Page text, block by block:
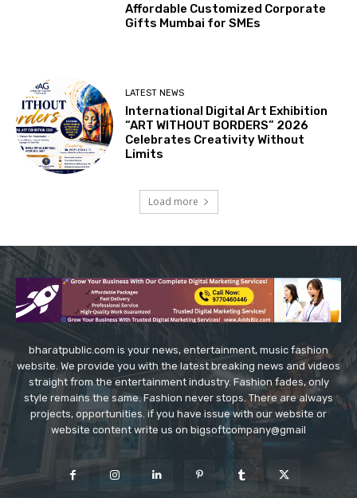
Affordable Customized Corporate
Gifts Mumbai for SMEs
LATEST NEWS
International Digital Art Exhibition
“ART WITHOUT BORDERS” 2026
Celebrates Creativity Without
Limits
Load more
bharatpublic.com is your news, entertainment, music fashion
website. We provide you with the latest breaking news and videos
straight from the entertainment industry. Fashion fades, only
style remains the same. Fashion never stops. There are always
projects, opportunities. if you have issue with our website or
website content write us on bigsoftcompany@gmail